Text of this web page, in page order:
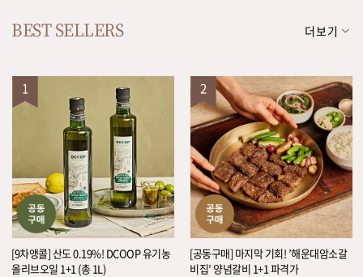
BEST SELLERS 더보기
1
[9차앵콜] 산도 0.19%! DCOOP 유기농
올리브오일 1+1 (총 1L)
2
[공동구매] 마지막 기회! ’해운대암소갈
비집’ 양념갈비 1+1 파격가